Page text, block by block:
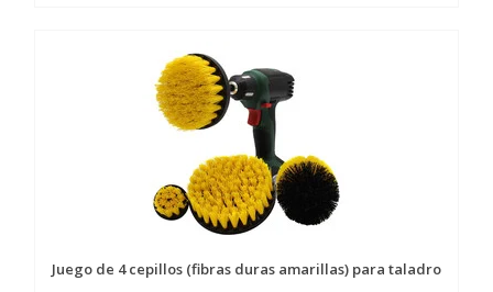
Juego de 4 cepillos (fibras duras amarillas) para taladro